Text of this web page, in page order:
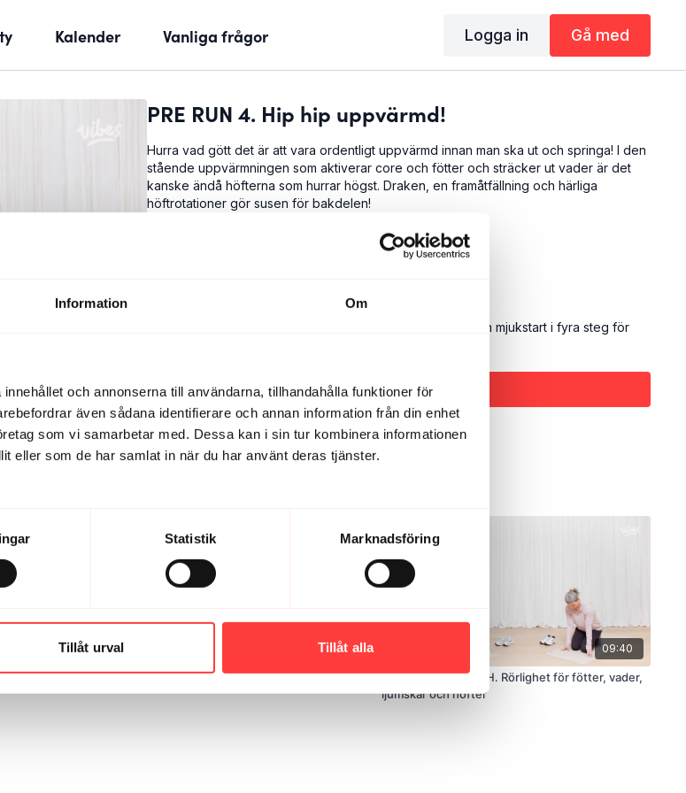
Information Om
och annonserna till användarna, tillhandahålla funktioner för
även sådana identifierare och annan information från din enhet
som vi samarbetar med. Dessa kan i sin tur kombinera informationen
eller som de har samlat in när du har använt deras tjänster.
Statistik Marknadsföring
Tillåt urval Tillåt alla
Kalender Vanliga frågor Logga in Gå med
PRE RUN 4. Hip hip uppvärmd!
Hurra vad gött det är att vara ordentligt uppvärmd innan man ska ut och springa! I den
stående uppvärmningen som aktiverar core och fötter och sträcker ut vader är det
kanske ändå höfterna som hurrar högst. Draken, en framåtfällning och härliga
höftrotationer gör susen för bakdelen!
- en mjukstart i fyra steg för
Abonnera för att titta
07:32 07:26
PRE RUN 2. Värm upp med miniband
09:40
POST RUN STRETCH. Rörlighet för fötter, vader,
ljumskar och höfter